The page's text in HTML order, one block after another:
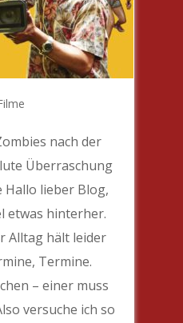
nach der
Überraschung
Hallo lieber Blog,
etwas hinterher.
Alltag hält leider
Termine.
– einer muss
versuche ich so